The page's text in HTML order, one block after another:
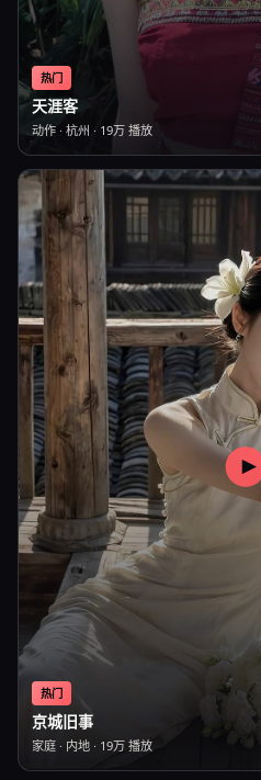
热门
天涯客
动作 · 杭州 · 19万 播放
热门
京城旧事
家庭 · 内地 · 19万 播放